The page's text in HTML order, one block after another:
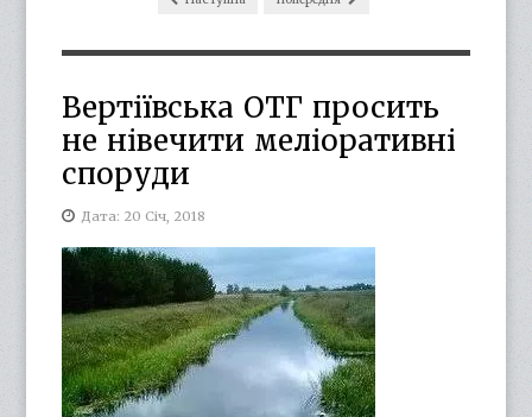
Вертіївська ОТГ просить
не нівечити меліоративні
споруди
Дата: 20 Січ, 2018